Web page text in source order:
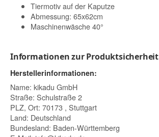
Tiermotiv auf der Kaputze
Abmessung: 65x62cm
Maschinenwäsche 40°
Informationen zur Produktsicherheit
Herstellerinformationen:
Name: kikadu GmbH
Straße: Schulstraße 2
PLZ, Ort: 70173 , Stuttgart
Land: Deutschland
Bundesland: Baden-Württemberg